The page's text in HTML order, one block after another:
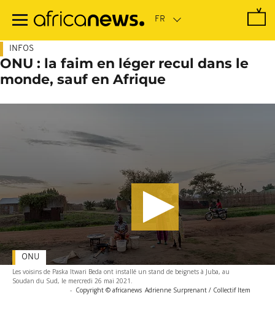
contenu
INFOS
ONU : la faim en léger recul dans le
monde, sauf en Afrique
Les voisins de Paska Itwari Beda ont installé un stand de beignets à Juba, au
Soudan du Sud, le mercredi 26 mai 2021.
- Copyright © africanews Adrienne Surprenant / Collectif Item
ONU